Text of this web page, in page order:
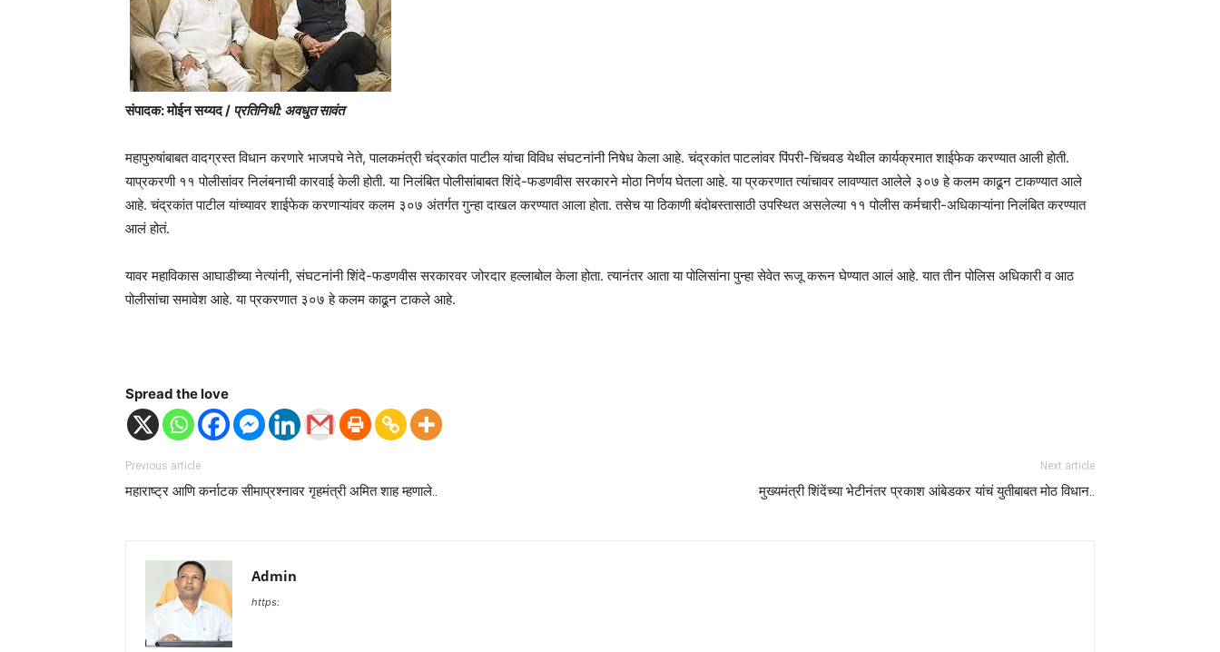
संपादक: मोईन सय्यद / प्रतिनिधी: अवधुत सावंत
महापुरुषांबाबत वादग्रस्त विधान करणारे भाजपचे नेते, पालकमंत्री चंद्रकांत पाटील यांचा विविध संघटनांनी निषेध केला आहे. चंद्रकांत पाटलांवर पिंपरी-चिंचवड येथील कार्यक्रमात शाईफेक करण्यात आली होती.
याप्रकरणी ११ पोलीसांवर निलंबनाची कारवाई केली होती. या निलंबित पोलीसांबाबत शिंदे-फडणवीस सरकारने मोठा निर्णय घेतला आहे. या प्रकरणात त्यांचावर लावण्यात आलेले ३०७ हे कलम काढून टाकण्यात आले
आहे. चंद्रकांत पाटील यांच्यावर शाईफेक करणाऱ्यांवर कलम ३०७ अंतर्गत गुन्हा दाखल करण्यात आला होता. तसेच या ठिकाणी बंदोबस्तासाठी उपस्थित असलेल्या ११ पोलीस कर्मचारी-अधिकाऱ्यांना निलंबित करण्यात
आलं होतं.
यावर महाविकास आघाडीच्या नेत्यांनी, संघटनांनी शिंदे-फडणवीस सरकारवर जोरदार हल्लाबोल केला होता. त्यानंतर आता या पोलिसांना पुन्हा सेवेत रूजू करून घेण्यात आलं आहे. यात तीन पोलिस अधिकारी व आठ
पोलीसांचा समावेश आहे. या प्रकरणात ३०७ हे कलम काढून टाकले आहे.
Spread the love
Previous article
महाराष्ट्र आणि कर्नाटक सीमाप्रश्नावर गृहमंत्री अमित शाह म्हणाले..
Next article
मुख्यमंत्री शिंदेंच्या भेटीनंतर प्रकाश आंबेडकर यांचं युतीबाबत मोठ विधान..
Admin
https: